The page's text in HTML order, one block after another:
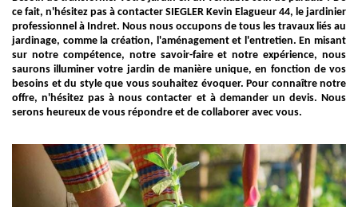
ce fait, n'hésitez pas à contacter SIEGLER Kevin Elagueur 44, le jardinier
professionnel à Indret. Nous nous occupons de tous les travaux liés au
jardinage, comme la création, l'aménagement et l'entretien. En misant
sur notre compétence, notre savoir-faire et notre expérience, nous
saurons illuminer votre jardin de manière unique, en fonction de vos
besoins et du style que vous souhaitez évoquer. Pour connaître notre
offre, n'hésitez pas à nous contacter et à demander un devis. Nous
serons heureux de vous répondre et de collaborer avec vous.